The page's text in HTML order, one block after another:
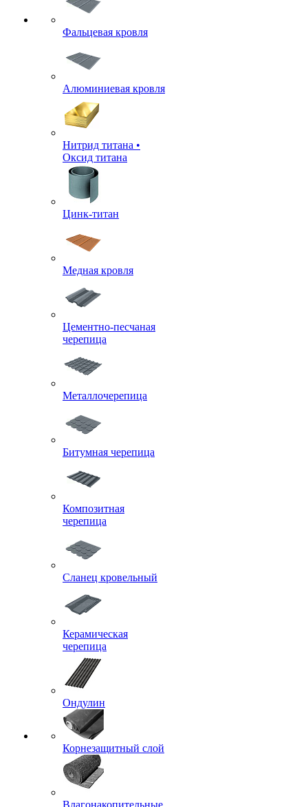
Фальцевая кровля
Алюминиевая кровля
Нитрид титана •
Оксид титана
Цинк-титан
Медная кровля
Цементно-песчаная
черепица
Металлочерепица
Битумная черепица
Композитная
черепица
Сланец кровельный
Керамическая
черепица
Ондулин
Корнезащитный слой
Влагонакопительные